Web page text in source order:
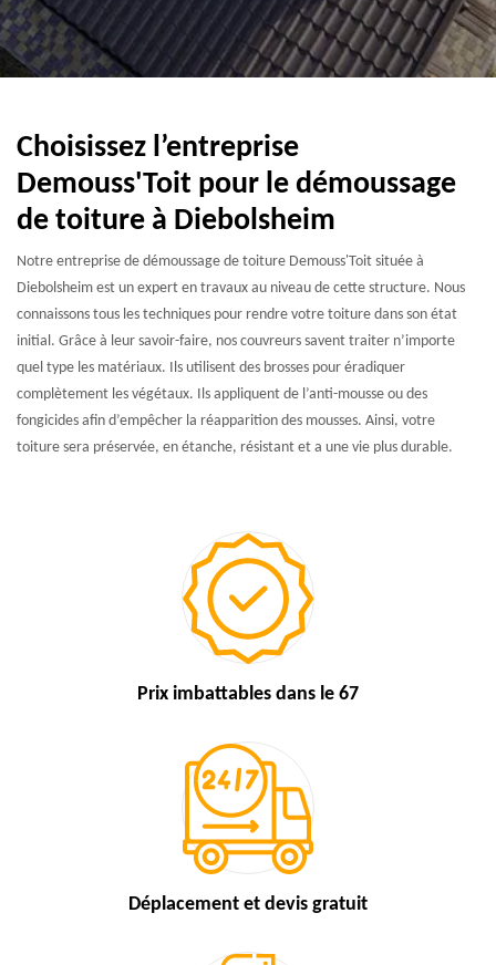
Choisissez l’entreprise
Demouss'Toit pour le démoussage
de toiture à Diebolsheim
Notre entreprise de démoussage de toiture Demouss'Toit située à
Diebolsheim est un expert en travaux au niveau de cette structure. Nous
connaissons tous les techniques pour rendre votre toiture dans son état
initial. Grâce à leur savoir-faire, nos couvreurs savent traiter n’importe
quel type les matériaux. Ils utilisent des brosses pour éradiquer
complètement les végétaux. Ils appliquent de l’anti-mousse ou des
fongicides afin d’empêcher la réapparition des mousses. Ainsi, votre
toiture sera préservée, en étanche, résistant et a une vie plus durable.
Prix imbattables dans le 67
Déplacement et devis gratuit